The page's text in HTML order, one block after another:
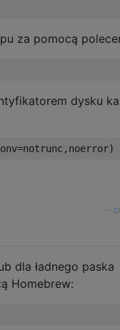
za pomocą
dysku
=notrunc , noerror)
dla ładnego paska
Homebrew: